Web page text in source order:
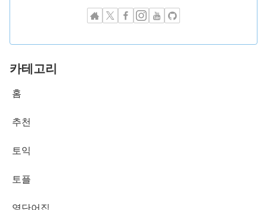
카테고리
홈
추천
토익
토플